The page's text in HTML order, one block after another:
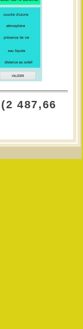
487,66